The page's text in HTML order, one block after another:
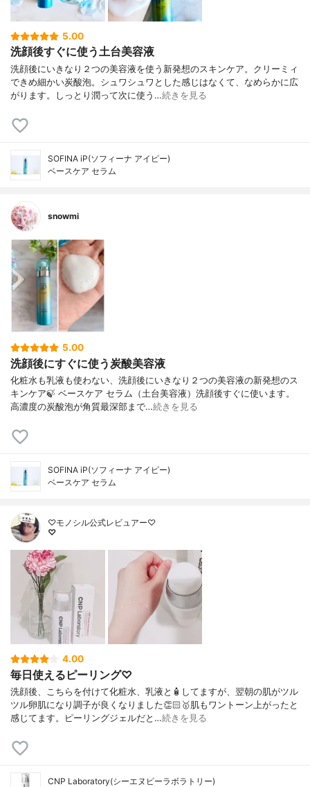
5.00
洗顔後すぐに使う土台美容液
洗顔後にいきなり２つの美容液を使う新発想のスキンケア。クリーミィ
できめ細かい炭酸泡。シュワシュワとした感じはなくて、なめらかに広
がります。しっとり潤って次に使う…続きを見る
SOFINA iP(ソフィーナ アイピー)
ベースケア セラム
snowmi
5.00
洗顔後にすぐに使う炭酸美容液
化粧水も乳液も使わない、洗顔後にいきなり２つの美容液の新発想のス
キンケア🍃 ベースケア セラム（土台美容液）洗顔後すぐに使います。
高濃度の炭酸泡が角質最深部まで…続きを見る
SOFINA iP(ソフィーナ アイピー)
ベースケア セラム
♡モノシル公式レビュアー♡
♡
4.00
毎日使えるピーリング♡
洗顔後、こちらを付けて化粧水、乳液と🧴してますが、翌朝の肌がツル
ツル卵肌になり調子が良くなりました👏🏻🥇肌もワントーン上がったと
感じてます。ピーリングジェルだと…続きを見る
CNP Laboratory(シーエヌピーラボラトリー)